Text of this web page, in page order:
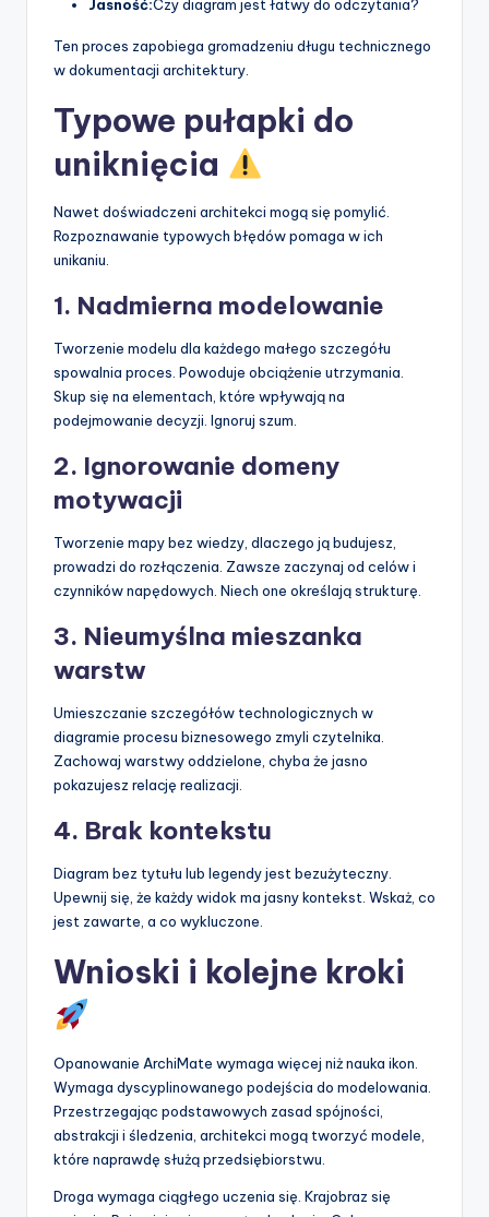
Jasność:Czy diagram jest łatwy do odczytania?
Ten proces zapobiega gromadzeniu długu technicznego
w dokumentacji architektury.
Typowe pułapki do
uniknięcia
Nawet doświadczeni architekci mogą się pomylić.
Rozpoznawanie typowych błędów pomaga w ich
unikaniu.
1. Nadmierna modelowanie
Tworzenie modelu dla każdego małego szczegółu
spowalnia proces. Powoduje obciążenie utrzymania.
Skup się na elementach, które wpływają na
podejmowanie decyzji. Ignoruj szum.
2. Ignorowanie domeny
motywacji
Tworzenie mapy bez wiedzy, dlaczego ją budujesz,
prowadzi do rozłączenia. Zawsze zaczynaj od celów i
czynników napędowych. Niech one określają strukturę.
3. Nieumyślna mieszanka
warstw
Umieszczanie szczegółów technologicznych w
diagramie procesu biznesowego zmyli czytelnika.
Zachowaj warstwy oddzielone, chyba że jasno
pokazujesz relację realizacji.
4. Brak kontekstu
Diagram bez tytułu lub legendy jest bezużyteczny.
Upewnij się, że każdy widok ma jasny kontekst. Wskaż, co
jest zawarte, a co wykluczone.
Wnioski i kolejne kroki
Opanowanie ArchiMate wymaga więcej niż nauka ikon.
Wymaga dyscyplinowanego podejścia do modelowania.
Przestrzegając podstawowych zasad spójności,
abstrakcji i śledzenia, architekci mogą tworzyć modele,
które naprawdę służą przedsiębiorstwu.
Droga wymaga ciągłego uczenia się. Krajobraz się